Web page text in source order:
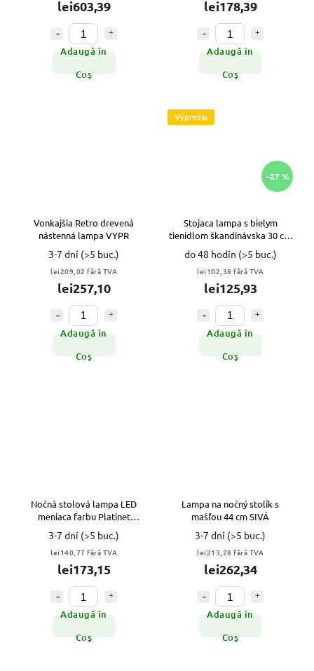
lei603,39
Adaugă în
Coş
lei178,39
Adaugă în
Coş
Vonkajšia Retro drevená
nástenná lampa VYPR
3-7 dní (>5 buc.)
lei209,02 fără TVA
lei257,10
Adaugă în
Coş
Výpredaj
–27 %
Stojaca lampa s bielym
tienidlom škandinávska 30 cm
VYPR
do 48 hodín (>5 buc.)
lei102,38 fără TVA
lei125,93
Adaugă în
Coş
Nočná stolová lampa LED
meniaca farbu Platinet
PDL20BAT BIELA VYPR
3-7 dní (>5 buc.)
lei140,77 fără TVA
lei173,15
Adaugă în
Coş
Lampa na nočný stolík s
mašľou 44 cm SIVÁ
3-7 dní (>5 buc.)
lei213,28 fără TVA
lei262,34
Adaugă în
Coş